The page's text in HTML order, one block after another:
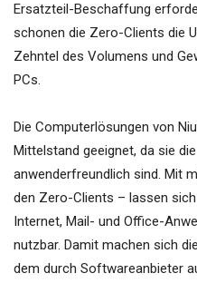
Ersatzteil-Beschaffung
schonen die Zero-Clients die
Zehntel des Volumens und
PCs.
Die Computerlösungen von
Mittelstand geeignet, da sie
anwenderfreundlich sind. Mit
den Zero-Clients – lassen
Internet, Mail- und Office-
nutzbar. Damit machen sich
dem durch Softwareanbieter